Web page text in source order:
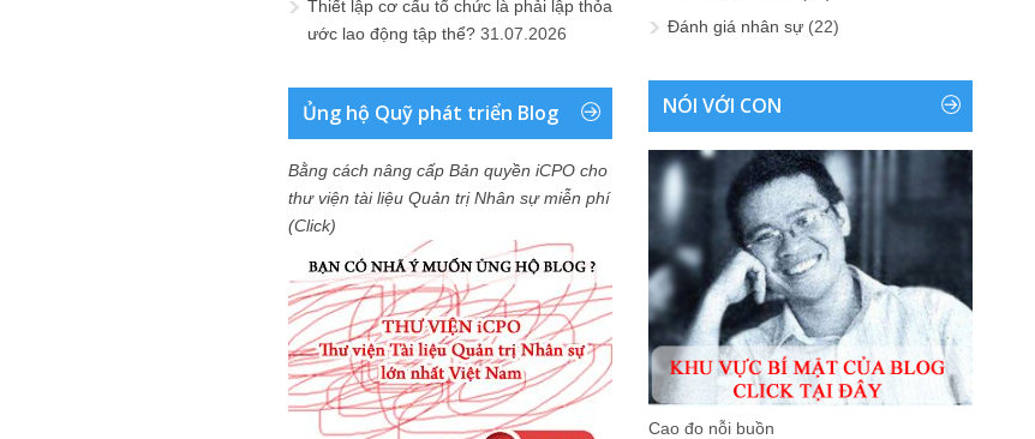
Thiết lập cơ cấu tổ chức là phải lập thỏa
ước lao động tập thể? 31.07.2026
Ủng hộ Quỹ phát triển Blog
Bằng cách nâng cấp Bản quyền iCPO cho
thư viện tài liệu Quản trị Nhân sự miễn phí
(Click)
Đánh giá nhân sự (22)
NÓI VỚI CON
Cao đo nỗi buồn